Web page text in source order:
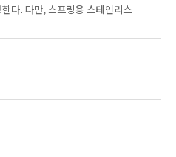
다. 다만, 스프링용 스테인리스